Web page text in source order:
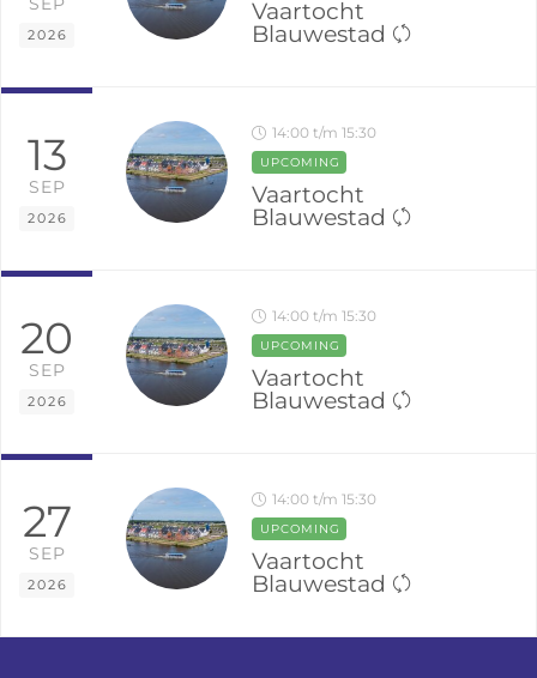
2026
Vaartocht
Blauwestad
13
SEP
2026
14:00 t/m 15:30
UPCOMING
Vaartocht
Blauwestad
20
SEP
2026
14:00 t/m 15:30
UPCOMING
Vaartocht
Blauwestad
27
SEP
2026
14:00 t/m 15:30
UPCOMING
Vaartocht
Blauwestad